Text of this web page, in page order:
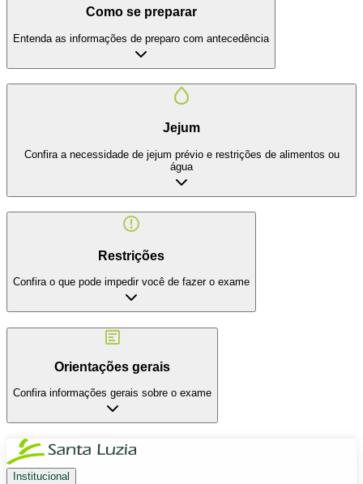
Como se preparar
Entenda as informações de preparo com antecedência
Jejum
Confira a necessidade de jejum prévio e restrições de alimentos ou
água
Restrições
Confira o que pode impedir você de fazer o exame
Orientações gerais
Confira informações gerais sobre o exame
Institucional